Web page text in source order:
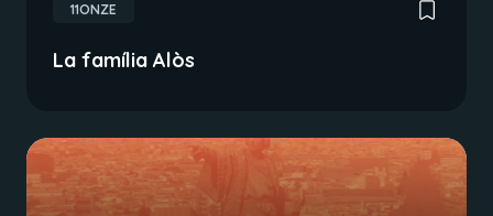
11ONZE
La família Alòs